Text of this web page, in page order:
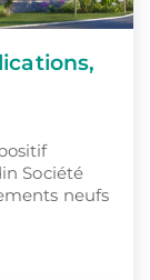
Société
neufs